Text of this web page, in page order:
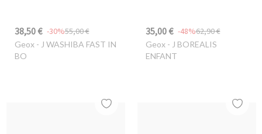
38,50 € 55,00 €
-30%
Geox- J WASHIBA FAST IN
BO
35,00 € 62,90 €
-48%
Geox- J BOREALIS
ENFANT